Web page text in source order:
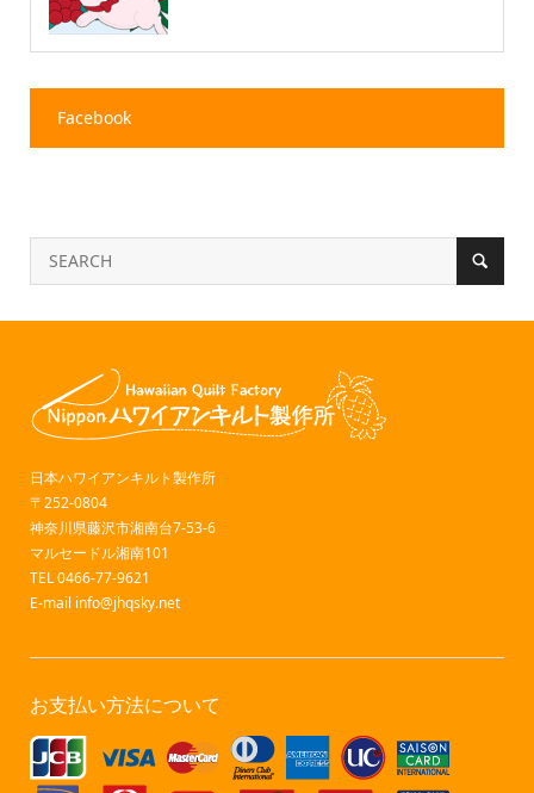
Facebook
日本ハワイアンキルト製作所
〒252-0804
神奈川県藤沢市湘南台7-53-6
マルセードル湘南101
TEL 0466-77-9621
E-mail info@jhqsky.net
お支払い方法について